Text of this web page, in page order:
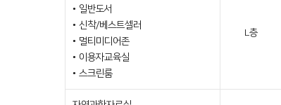
• 일반도서
• 신착/베스트셀러
• 멀티미디어존
• 이용자교육실
• 스크린룸
L층